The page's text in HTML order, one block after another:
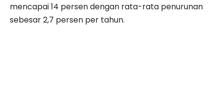
mencapai 14 persen dengan rata-rata penurunan
sebesar 2,7 persen per tahun.